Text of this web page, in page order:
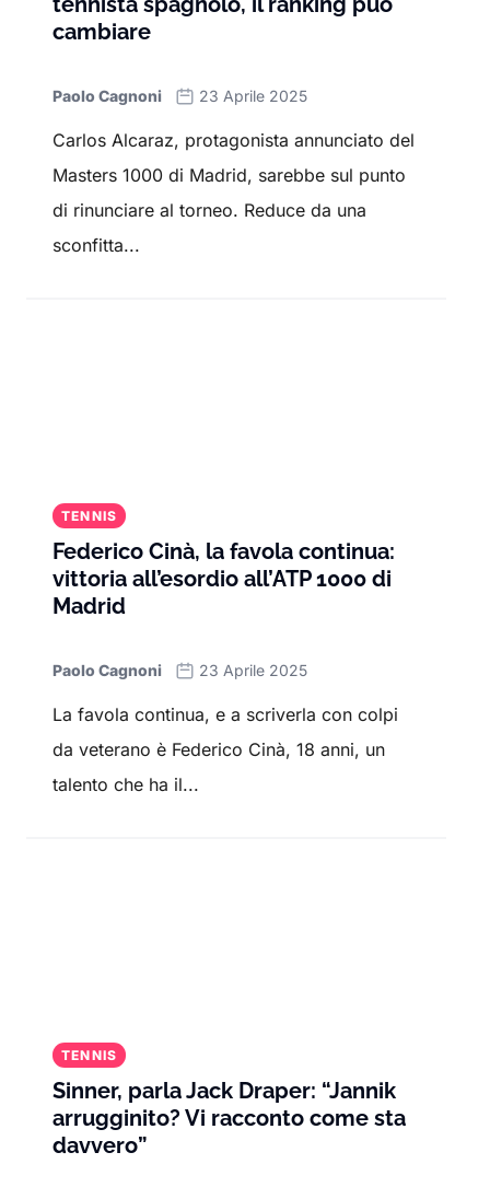
cambiare
Paolo Cagnoni 23 Aprile 2025
Carlos Alcaraz, protagonista annunciato del
Masters 1000 di Madrid, sarebbe sul punto
di rinunciare al torneo. Reduce da una
sconfitta...
TENNIS
Federico Cinà, la favola continua:
vittoria all’esordio all’ATP 1000 di
Madrid
Paolo Cagnoni 23 Aprile 2025
La favola continua, e a scriverla con colpi
da veterano è Federico Cinà, 18 anni, un
talento che ha il...
TENNIS
Sinner, parla Jack Draper: “Jannik
arrugginito? Vi racconto come sta
davvero”